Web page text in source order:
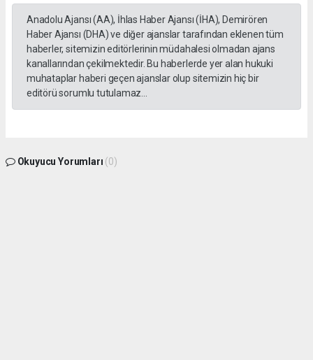
Anadolu Ajansı (AA), İhlas Haber Ajansı (İHA), Demirören
Haber Ajansı (DHA) ve diğer ajanslar tarafından eklenen tüm
haberler, sitemizin editörlerinin müdahalesi olmadan ajans
kanallarından çekilmektedir. Bu haberlerde yer alan hukuki
muhataplar haberi geçen ajanslar olup sitemizin hiç bir
editörü sorumlu tutulamaz...
Okuyucu Yorumları (0)